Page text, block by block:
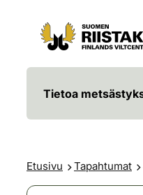
Siirry sisältöön
Siirry sivustokarttaan
Tietoa
Etusivu Tapahtumat